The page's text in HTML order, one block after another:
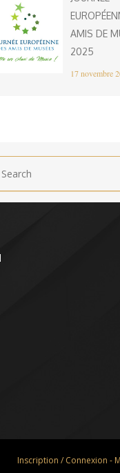
AMIS DE
2025
17 novembre
Inscription / Connexion -